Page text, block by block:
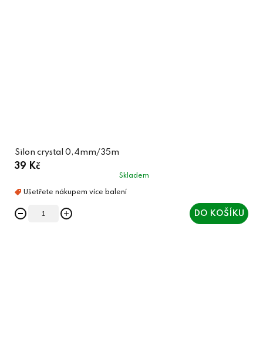
Silon crystal 0,4mm/35m
39 Kč
Skladem
DO KOŠÍKU